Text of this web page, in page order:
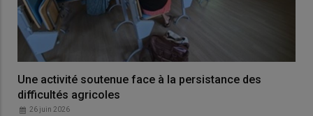
Une activité soutenue face à la persistance des
difficultés agricoles
26 juin 2026